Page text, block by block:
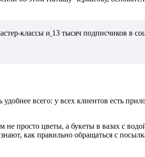
классы и 13 тысяч подписчиков в
всего: у всех клиентов есть
просто цветы, а букеты в вазах с
как правильно обращаться с